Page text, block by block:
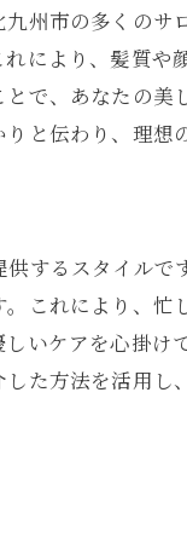
州市の多くのサ
により、髪質や
で、あなたの美
と伝わり、理想
するスタイルで
これにより、忙
いケアを心掛け
た方法を活用し